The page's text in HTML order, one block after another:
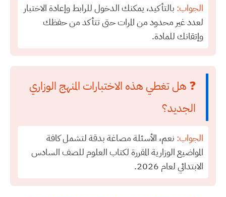
الجواب: بالتأكيد، يمكنك الدخول للرابط وإعادة الاختبار
لعدد غير محدود من المرات حتى تتأكد من حفظك
وإتقانك للمادة.
❓ هل تغطي هذه الاختبارات المنهج الوزاري
الجديد؟
الجواب: نعم، الأسئلة مصاغة بدقة لتشمل كافة
المواضيع الوزارية المقررة لكتاب العلوم للصف السادس
الابتدائي لعام 2026.